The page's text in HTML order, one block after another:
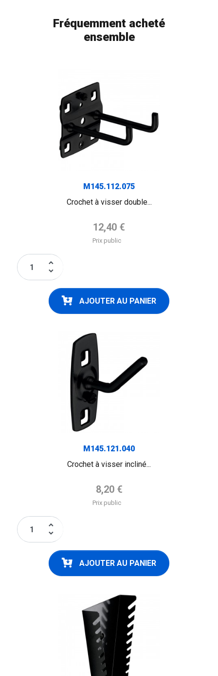
Fréquemment acheté
ensemble
M145.112.075
Crochet à visser double...
Prix de base
12,40 €
Prix public
keyboard_arrow_up
keyboard_arrow_down
AJOUTER AU PANIER
M145.121.040
Crochet à visser incliné...
Prix de base
8,20 €
Prix public
keyboard_arrow_up
keyboard_arrow_down
AJOUTER AU PANIER